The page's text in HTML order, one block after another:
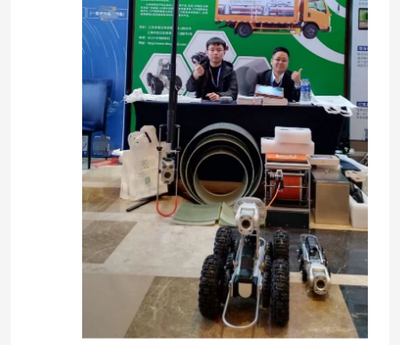
إصلاح التصحيح CIPP
إصلاح المجاري بدون حفر
بناء خطوط الأنابيب بدون خنادق
التدريب على تقنية الخنادق
باكر الأنابيب
فوهة تنظيف المياه النفاثة